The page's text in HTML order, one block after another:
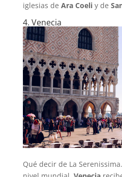
iglesias de Ara Coeliy de
4. Venecia
Qué decir de La